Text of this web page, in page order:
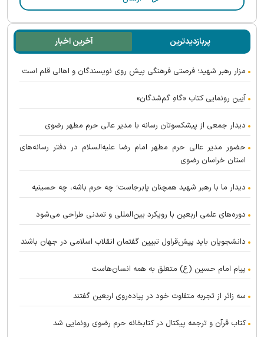
پربازدیدترین آخرین اخبار
مزار رهبر شهید؛ فرصتی فرهنگی پیش روی نویسندگان و اهالی قلم است
آیین رونمایی کتاب «گاهِ گم‌شدگان»
دیدار جمعی از پیشکسوتان رسانه با مدیر عالی حرم مطهر رضوی
حضور مدیر عالی حرم مطهر امام رضا علیه‌السلام در دفتر رسانه‌های
استان خراسان رضوی
دیدار ما با رهبر شهید همچنان پابرجاست؛ چه حرم باشه، چه حسینیه
دوره‌های علمی اربعین با رویکرد بین‌المللی و تمدنی طراحی می‌شود
دانشجویان باید پیش‌قراول تبیین گفتمان انقلاب اسلامی در جهان باشند
پیام امام حسین (ع) متعلق به همه انسان‌هاست
سه زائر از تجربه متفاوت خود در پیاده‌روی اربعین گفتند
کتاب قرآن و ترجمه پیکتال در کتابخانه حرم رضوی رونمایی شد